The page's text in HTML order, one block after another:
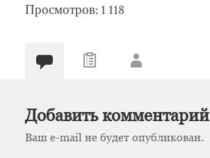
Просмотров: 1 118
Добавить комментарий
Ваш e-mail не будет опубликован.